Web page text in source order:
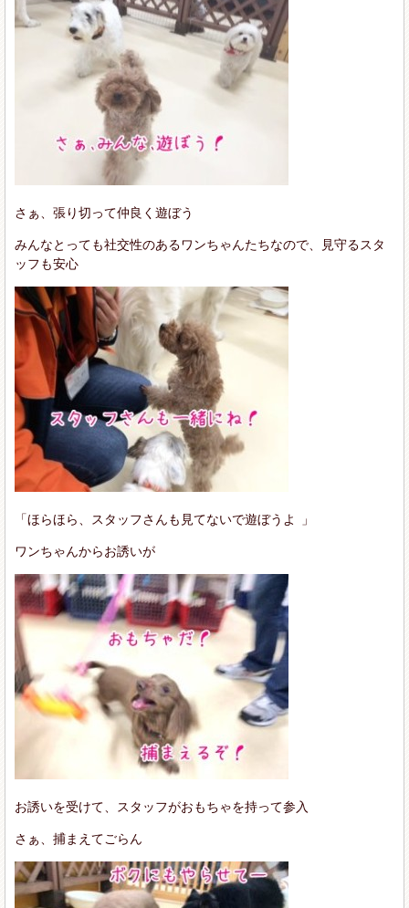
さぁ、張り切って仲良く遊ぼう
みんなとっても社交性のあるワンちゃんたちなので、見守るスタ
ッフも安心
「ほらほら、スタッフさんも見てないで遊ぼうよ 」
ワンちゃんからお誘いが
お誘いを受けて、スタッフがおもちゃを持って参入
さぁ、捕まえてごらん